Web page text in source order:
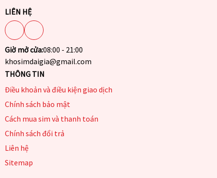
LIÊN HỆ
Giờ mở cửa:08:00 - 21:00
khosimdaigia@gmail.com
THÔNG TIN
Điều khoản và điều kiện giao dịch
Chính sách bảo mật
Cách mua sim và thanh toán
Chính sách đổi trả
Liên hệ
Sitemap